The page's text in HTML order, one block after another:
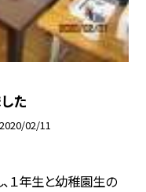
た
2020/02/11
１年生と幼稚園生の